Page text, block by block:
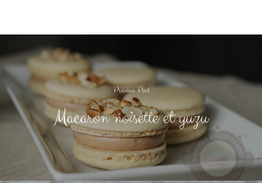
Previous Post
Macaron noisette et yuzu